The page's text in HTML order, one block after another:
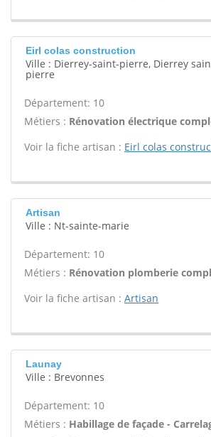
Eirl colas construction
Ville : Dierrey-saint-pierre, Dierrey
pierre
Département: 10
Métiers : Rénovation électrique
Voir la fiche artisan : Eirl colas
Artisan
Ville : Nt-sainte-marie
Département: 10
Métiers : Rénovation plomberie
Voir la fiche artisan : Artisan
Launay
Ville : Brevonnes
Département: 10
Métiers : Habillage de façade -